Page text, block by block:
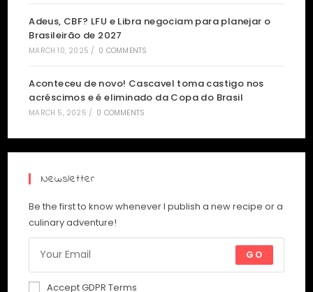
Adeus, CBF? LFU e Libra negociam para planejar o
Brasileirão de 2027
MARCH 10, 2025 / 0 COMMENTS
Aconteceu de novo! Cascavel toma castigo nos
acréscimos e é eliminado da Copa do Brasil
MARCH 5, 2025 / 0 COMMENTS
Newsletter
Be the first to know whenever I publish a new recipe or a
culinary adventure!
GO
Accept GDPR Terms